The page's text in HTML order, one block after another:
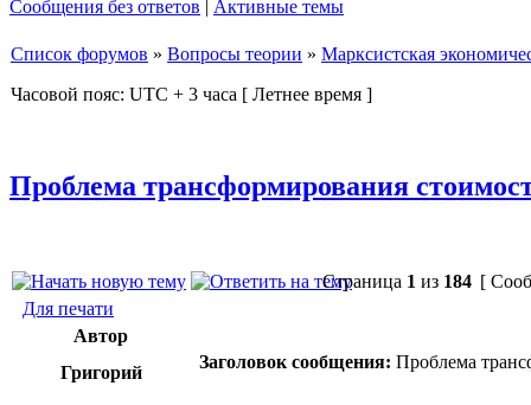
Сообщения без ответов | Активные темы
Список форумов » Вопросы теории » Марксистская
Часовой пояс: UTC + 3 часа [ Летнее время ]
Проблема трансформирования
Страница 1 из 184 [
Для печати
Автор
Григорий
Заголовок сообщения: Проблема